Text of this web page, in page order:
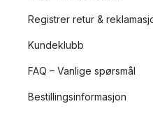
Registrer retur &
Kundeklubb
FAQ – Vanlige spørsmål
Bestillingsinformasjon